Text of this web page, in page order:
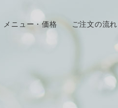
メニュー・価格 ご注文の流れ